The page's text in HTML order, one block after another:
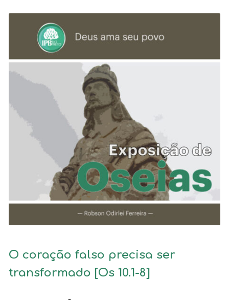
O coração falso precisa ser
transformado [Os 10.1-8]